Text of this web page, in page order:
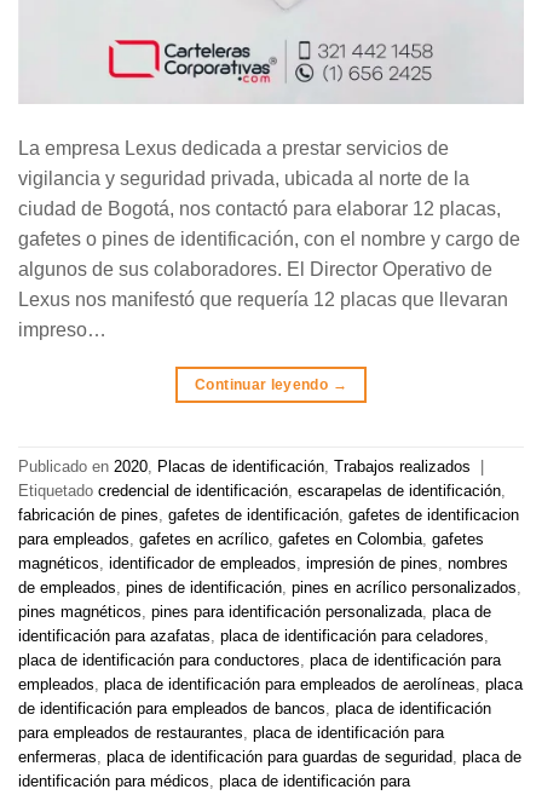
La empresa Lexus dedicada a prestar servicios de
vigilancia y seguridad privada, ubicada al norte de la
ciudad de Bogotá, nos contactó para elaborar 12 placas,
gafetes o pines de identificación, con el nombre y cargo de
algunos de sus colaboradores. El Director Operativo de
Lexus nos manifestó que requería 12 placas que llevaran
impreso…
Continuar leyendo →
Publicado en 2020, Placas de identificación, Trabajos realizados
Etiquetado credencial de identificación, escarapelas de identificación,
fabricación de pines, gafetes de identificación, gafetes de identificacion
para empleados, gafetes en acrílico, gafetes en Colombia, gafetes
magnéticos, identificador de empleados, impresión de pines, nombres
de empleados, pines de identificación, pines en acrílico personalizados,
pines magnéticos, pines para identificación personalizada, placa de
identificación para azafatas, placa de identificación para celadores,
placa de identificación para conductores, placa de identificación para
empleados, placa de identificación para empleados de aerolíneas, placa
de identificación para empleados de bancos, placa de identificación
para empleados de restaurantes, placa de identificación para
enfermeras, placa de identificación para guardas de seguridad, placa de
identificación para médicos, placa de identificación para